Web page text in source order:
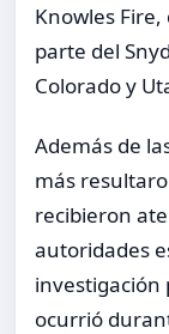
Knowles
parte del
Colorado y
Además de
más
recibieron
autoridades
ocurrió